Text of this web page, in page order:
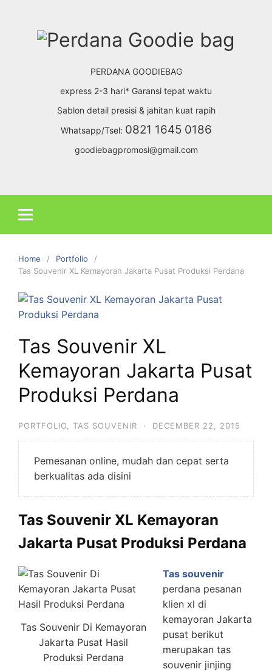
PERDANA GOODIEBAG
express 2-3 hari* Garansi tepat waktu
Sablon detail presisi & jahitan kuat rapih
Whatsapp/Tsel: 0821 1645 0186
goodiebagpromosi@gmail.com
Home
Portfolio
Tas Souvenir XL Kemayoran Jakarta Pusat Produksi Perdana
Tas Souvenir XL
Kemayoran Jakarta Pusat
Produksi Perdana
PORTFOLIO TAS SOUVENIR · DECEMBER 22, 2015
Pemesanan online, mudah dan cepat serta
berkualitas ada disini
Tas Souvenir XL Kemayoran
Jakarta Pusat Produksi Perdana
Tas Souvenir Di Kemayoran
Jakarta Pusat Hasil
Produksi Perdana
Tas souvenir
perdana pesanan
klien xl di
kemayoran Jakarta
pusat berikut
merupakan tas
souvenir jinjing